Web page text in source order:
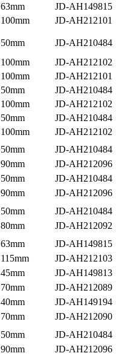
63mm
JD-AH149815
100mm
JD-AH212101
50mm
JD-AH210484
100mm
JD-AH212102
100mm
JD-AH212101
50mm
JD-AH210484
100mm
JD-AH212102
50mm
JD-AH210484
100mm
JD-AH212102
50mm
JD-AH210484
90mm
JD-AH212096
50mm
JD-AH210484
90mm
JD-AH212096
50mm
JD-AH210484
80mm
JD-AH212092
63mm
JD-AH149815
115mm
JD-AH212103
45mm
JD-AH149813
70mm
JD-AH212089
40mm
JD-AH149194
70mm
JD-AH212090
50mm
JD-AH210484
90mm
JD-AH212096